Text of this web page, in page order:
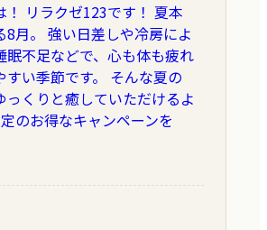
！ リラクゼ123です！ 夏本
8月。 強い日差しや冷房によ
眠不足などで、心も体も疲れ
すい季節です。 そんな夏の
っくりと癒していただけるよ
のお得なキャンペーンを